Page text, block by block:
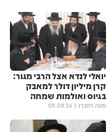
יואלי לנדא אצל הרבי מגור:
קרן מיליון דולר למאבק
בגיוס ואולמות שמחה
משה ויסברג 05.08.26